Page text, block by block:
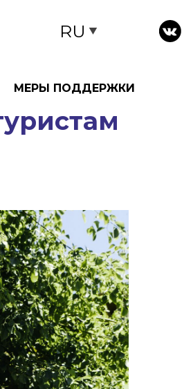
RU
МЕРЫ ПОДДЕРЖКИ